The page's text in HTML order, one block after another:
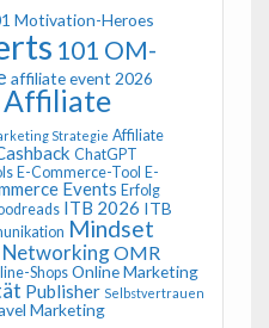
Motivation-Heroes
101 OM-
affiliate event 2026
Affiliate
Strategie Affiliate
ChatGPT
E-Commerce-Tool E-
Events Erfolg
ITB 2026 ITB
Mindset
NetworkingOMR
Shops Online Marketing
Publisher Selbstvertrauen
Marketing